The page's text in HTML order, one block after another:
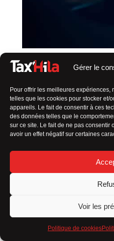
Gérer le
Pour offrir les meilleures
telles que les cookies pour stocker et/
appareils. Le fait de consentir à ces
des données telles que le
sur ce site. Le fait de ne pas consentir
avoir un effet négatif sur certaines
Voir les
Politique de cookies
Votre
En tant quetaxi en Vendée
Service personnalisé
Connaissance locale